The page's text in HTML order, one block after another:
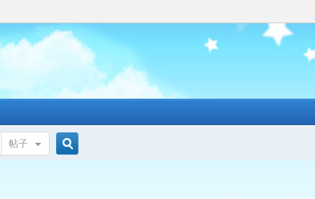
帖子